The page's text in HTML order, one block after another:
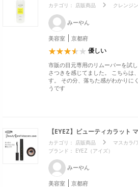
カテゴリ： 店販商品 クレンジ
みーやん
美容室 京都府
優しい
市販の目元専用のリムーバーを試
さつきを感じてました。 こちらは
す。 その分、落ちた感がわかりに
うです
【EYEZ】ビューティカラット
カテゴリ： 店販商品 マスカラ/
ブランド： EYEZ（アイズ）
みーやん
美容室 京都府